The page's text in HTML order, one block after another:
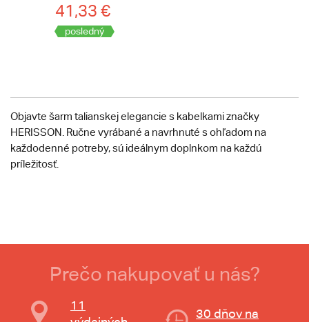
41,33 €
posledný
Objavte šarm talianskej elegancie s kabelkami značky
HERISSON. Ručne vyrábané a navrhnuté s ohľadom na
každodenné potreby, sú ideálnym doplnkom na každú
príležitosť.
Prečo nakupovať u nás?
11
30 dňov na